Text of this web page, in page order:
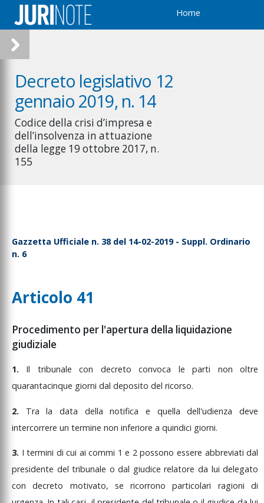
Home
Decreto legislativo 12
gennaio 2019, n. 14
Codice della crisi d’impresa e
dell’insolvenza in attuazione
della legge 19 ottobre 2017, n.
155
Gazzetta Ufficiale n. 38 del 14-02-2019 - Suppl. Ordinario
n. 6
Articolo 41
Procedimento per l'apertura della liquidazione
giudiziale
1. Il tribunalecon decretoconvoca leparti nonoltre
quarantacinque giorni dal deposito del ricorso.
2. Traladata dellanotificae quelladell'udienzadeve
intercorrere un termine non inferiore a quindici giorni.
3. Itermini dicui aicommi 1e 2possonoessere abbreviatidal
presidente deltribunale odal giudicerelatore da luidelegato
condecreto motivato, sericorronoparticolari ragionidi